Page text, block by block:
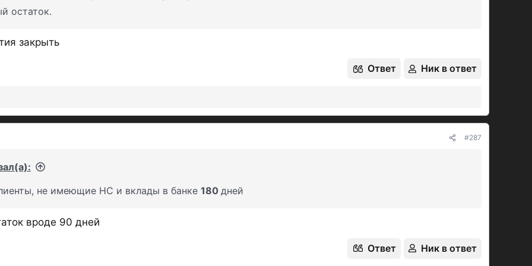
1779098934956.webp
остаток.
закрыть
Ответ Ник в ответ
#287
не имеющие НС и вклады в банке 180 дней
вроде 90 дней
Ответ Ник в ответ